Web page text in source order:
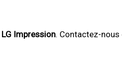
LG Impression. Contactez-nous